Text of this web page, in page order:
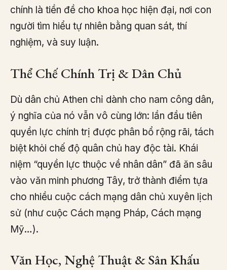
chính là tiền đề cho khoa học hiện đại, nơi con
người tìm hiểu tự nhiên bằng quan sát, thí
nghiệm, và suy luận.
Thể Chế Chính Trị & Dân Chủ
Dù dân chủ Athen chỉ dành cho nam công dân,
ý nghĩa của nó vẫn vô cùng lớn: lần đầu tiên
quyền lực chính trị được phân bổ rộng rãi, tách
biệt khỏi chế độ quân chủ hay độc tài. Khái
niệm “quyền lực thuộc về nhân dân” đã ăn sâu
vào văn minh phương Tây, trở thành điểm tựa
cho nhiều cuộc cách mạng dân chủ xuyên lịch
sử (như cuộc Cách mạng Pháp, Cách mạng
Mỹ…).
Văn Học, Nghệ Thuật & Sân Khấu